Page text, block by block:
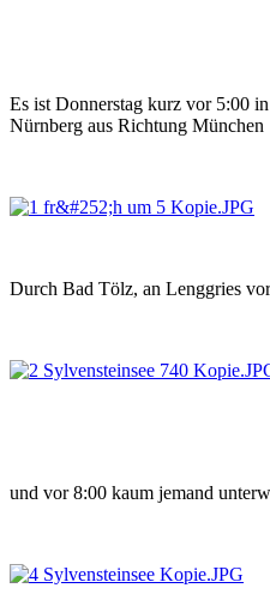
Es ist Donnerstag kurz vor 5:00
Nürnberg aus Richtung München
Durch Bad Tölz, an Lenggries
und vor 8:00 kaum jemand